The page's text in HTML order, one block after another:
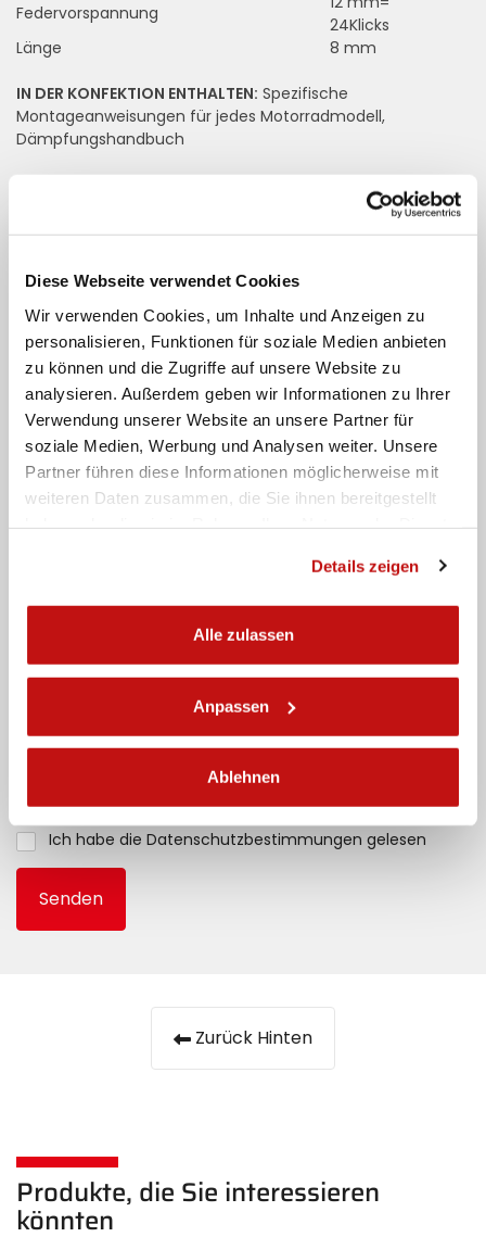
Diese Webseite verwendet Cookies
Wir verwenden Cookies, um Inhalte und Anzeigen zu
personalisieren, Funktionen für soziale Medien anbieten
zu können und die Zugriffe auf unsere Website zu
analysieren. Außerdem geben wir Informationen zu Ihrer
Verwendung unserer Website an unsere Partner für
soziale Medien, Werbung und Analysen weiter. Unsere
Partner führen diese Informationen möglicherweise mit
weiteren Daten zusammen, die Sie ihnen bereitgestellt
Details zeigen
Alle zulassen
Anpassen
Ablehnen
Federvorspannung
24Klicks
Länge
8 mm
IN DER KONFEKTION ENTHALTEN: Spezifische
Montageanweisungen für jedes Motorradmodell,
Dämpfungshandbuch
Füllen Sie die Felder aus, um
Informationen anzufordern
Name
Nachname
Telefon
Ich habe die Datenschutzbestimmungen gelesen
Senden
Zurück Hinten
Produkte, die Sie interessieren
könnten